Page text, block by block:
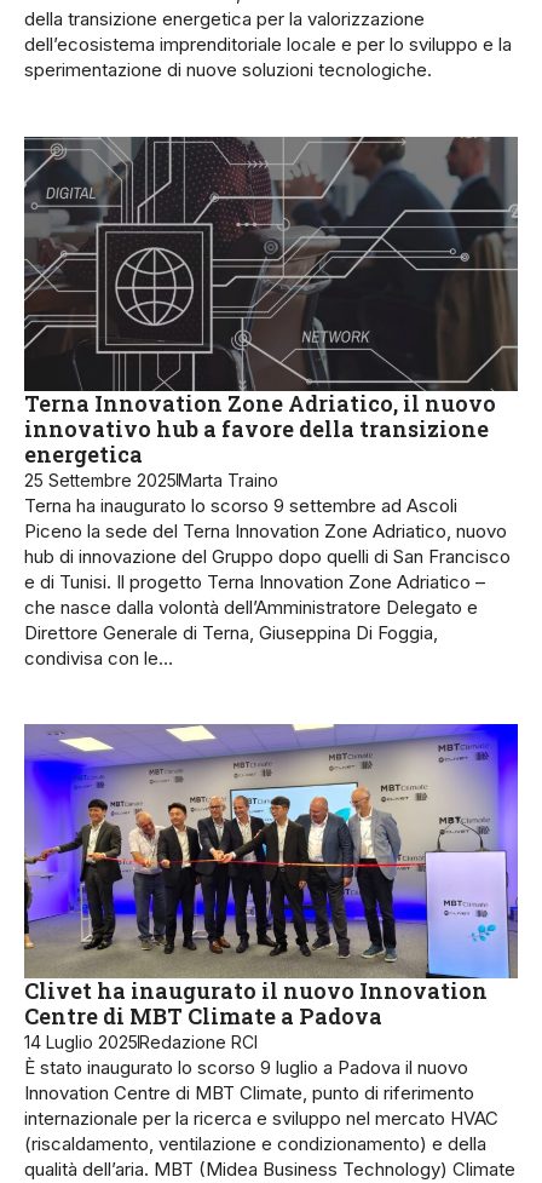
della transizione energetica per la valorizzazione
dell’ecosistema imprenditoriale locale e per lo sviluppo e la
sperimentazione di nuove soluzioni tecnologiche.
Terna Innovation Zone Adriatico, il nuovo
innovativo hub a favore della transizione
energetica
25 Settembre 2025Marta Traino
Terna ha inaugurato lo scorso 9 settembre ad Ascoli
Piceno la sede del Terna Innovation Zone Adriatico, nuovo
hub di innovazione del Gruppo dopo quelli di San Francisco
e di Tunisi. Il progetto Terna Innovation Zone Adriatico –
che nasce dalla volontà dell’Amministratore Delegato e
Direttore Generale di Terna, Giuseppina Di Foggia,
condivisa con le…
Clivet ha inaugurato il nuovo Innovation
Centre di MBT Climate a Padova
14 Luglio 2025Redazione RCI
È stato inaugurato lo scorso 9 luglio a Padova il nuovo
Innovation Centre di MBT Climate, punto di riferimento
internazionale per la ricerca e sviluppo nel mercato HVAC
(riscaldamento, ventilazione e condizionamento) e della
qualità dell’aria. MBT (Midea Business Technology) Climate